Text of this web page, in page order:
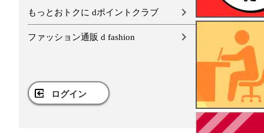
もっとおトクに dポイントクラブ
ファッション通販 d fashion
ログイン